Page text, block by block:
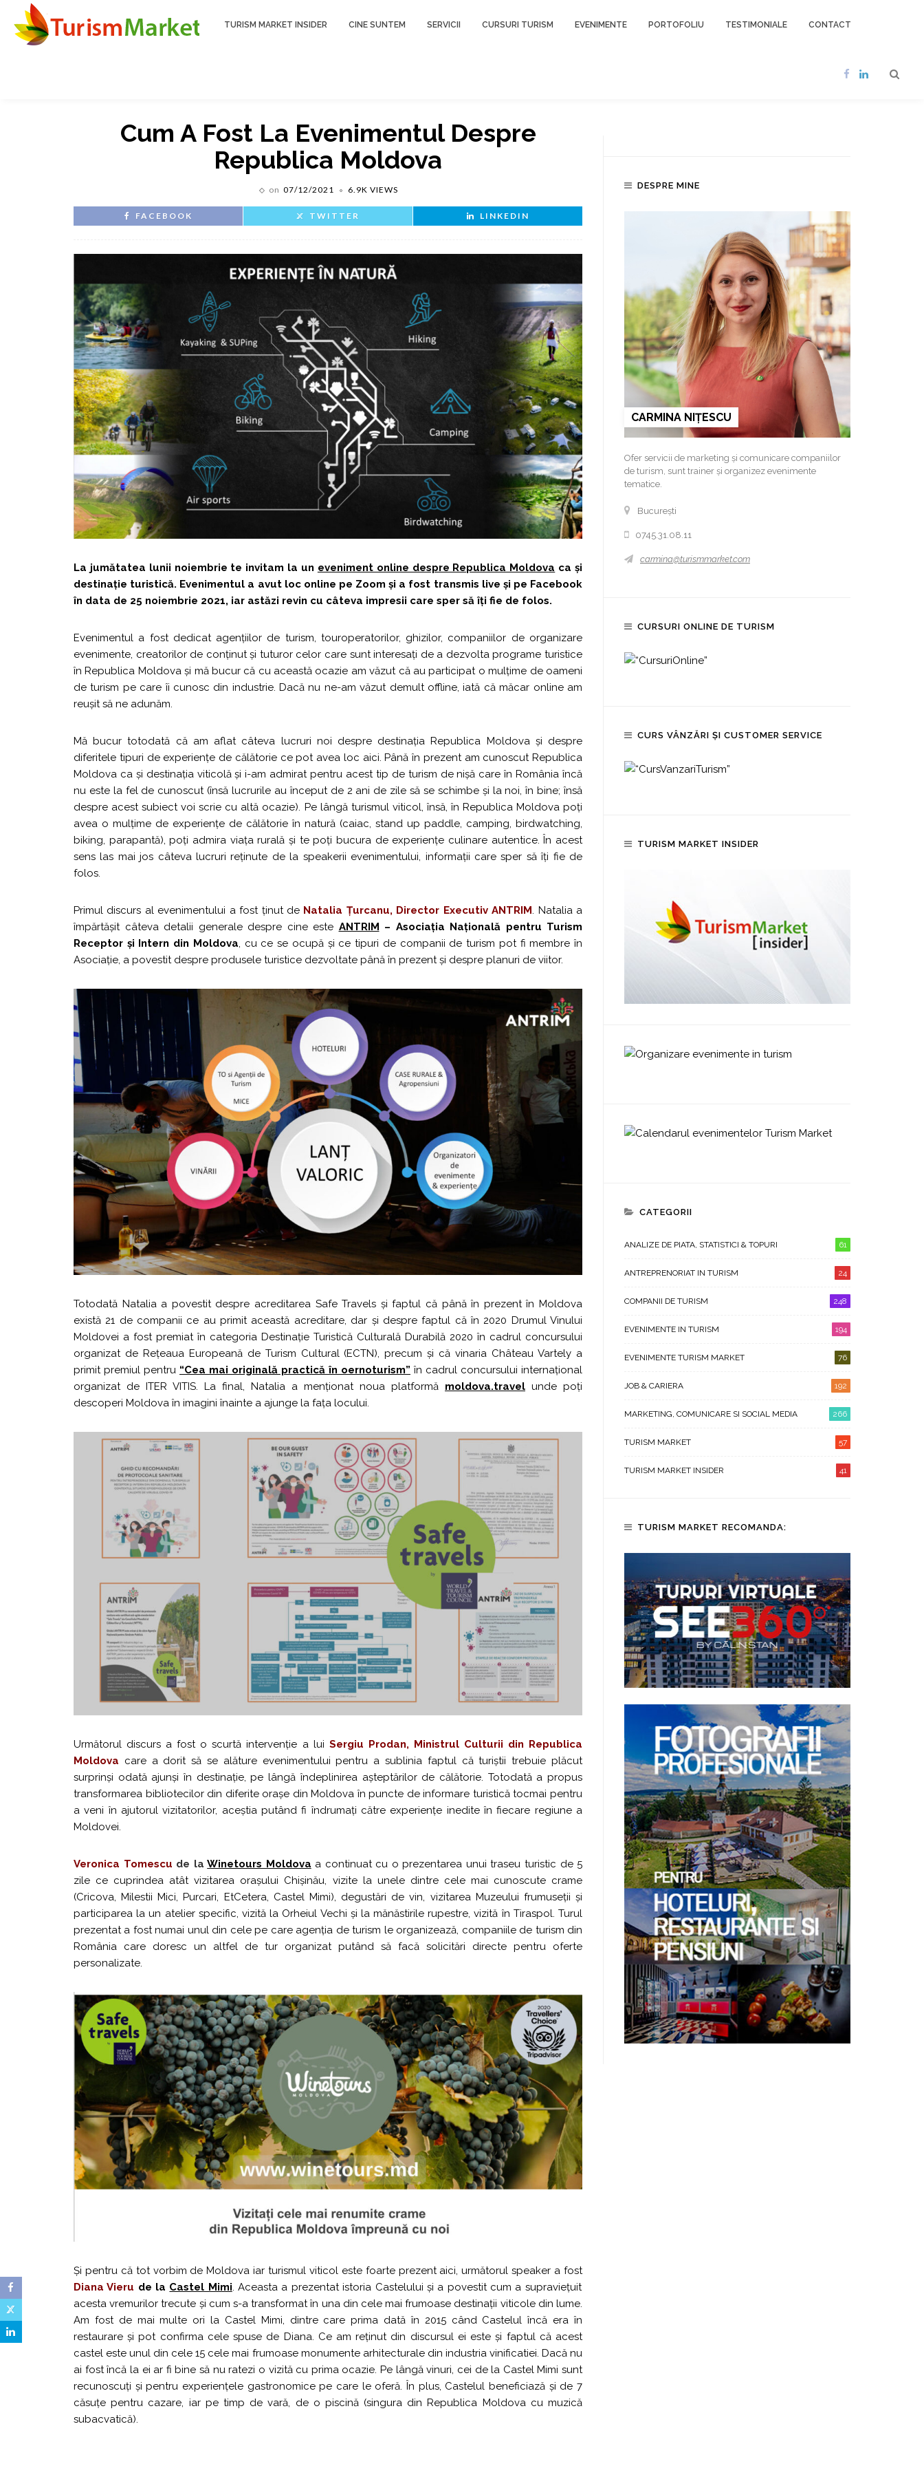
TURISM MARKET INSIDER CINE SUNTEM SERVICII CURSURI TURISM EVENIMENTE PORTOFOLIU TESTIMONIALE CONTACT
Cum A Fost La Evenimentul Despre
Republica Moldova
on 07/12/2021 6.9K VIEWS
FACEBOOK TWITTER LINKEDIN
La jumătatea lunii noiembrie te invitam la un eveniment online despre Republica Moldova ca și
destinație turistică. Evenimentul a avut loc online pe Zoom și a fost transmis live și pe Facebook
în data de 25 noiembrie 2021, iar astăzi revin cu câteva impresii care sper să îți fie de folos.
Evenimentul a fost dedicat agențiilor de turism, touroperatorilor, ghizilor, companiilor de organizare
evenimente, creatorilor de conținut și tuturor celor care sunt interesați de a dezvolta programe turistice
în Republica Moldova și mă bucur că cu această ocazie am văzut că au participat o mulțime de oameni
de turism pe care îi cunosc din industrie. Dacă nu ne-am văzut demult offline, iată că măcar online am
reușit să ne adunăm.
Mă bucur totodată că am aflat câteva lucruri noi despre destinația Republica Moldova și despre
diferitele tipuri de experiențe de călătorie ce pot avea loc aici. Până în prezent am cunoscut Republica
Moldova ca și destinația viticolă și i-am admirat pentru acest tip de turism de nișă care în România încă
nu este la fel de cunoscut (însă lucrurile au început de 2 ani de zile să se schimbe și la noi, în bine; însă
despre acest subiect voi scrie cu altă ocazie). Pe lângă turismul viticol, însă, în Republica Moldova poți
avea o mulțime de experiențe de călătorie în natură (caiac, stand up paddle, camping, birdwatching,
biking, parapantă), poți admira viața rurală și te poți bucura de experiențe culinare autentice. În acest
sens las mai jos câteva lucruri reținute de la speakerii evenimentului, informații care sper să îți fie de
folos.
Primul discurs al evenimentului a fost ținut de Natalia Țurcanu, Director Executiv ANTRIM. Natalia a
împărtășit câteva detalii generale despre cine este ANTRIM – Asociația Națională pentru Turism
Receptor și Intern din Moldova, cu ce se ocupă și ce tipuri de companii de turism pot fi membre în
Asociație, a povestit despre produsele turistice dezvoltate până în prezent și despre planuri de viitor.
Totodată Natalia a povestit despre acreditarea Safe Travels și faptul că până în prezent în Moldova
există 21 de companii ce au primit această acreditare, dar și despre faptul că în 2020 Drumul Vinului
Moldovei a fost premiat în categoria Destinație Turistică Culturală Durabilă 2020 în cadrul concursului
organizat de Rețeaua Europeană de Turism Cultural (ECTN), precum și că vinaria Château Vartely a
primit premiul pentru “Cea mai originală practică în oernoturism” în cadrul concursului internațional
organizat de ITER VITIS. La final, Natalia a menționat noua platformă moldova.travel unde poți
descoperi Moldova în imagini înainte a ajunge la fața locului.
Următorul discurs a fost o scurtă intervenție a lui Sergiu Prodan, Ministrul Culturii din Republica
Moldova care a dorit să se alăture evenimentului pentru a sublinia faptul că turiștii trebuie plăcut
surprinși odată ajunși în destinație, pe lângă îndeplinirea așteptărilor de călătorie. Totodată a propus
transformarea bibliotecilor din diferite orașe din Moldova în puncte de informare turistică tocmai pentru
a veni în ajutorul vizitatorilor, aceștia putând fi îndrumați către experiențe inedite în fiecare regiune a
Moldovei.
Veronica Tomescu de la Winetours Moldova a continuat cu o prezentarea unui traseu turistic de 5
zile ce cuprindea atât vizitarea orașului Chișinău, vizite la unele dintre cele mai cunoscute crame
(Cricova, Milestii Mici, Purcari, EtCetera, Castel Mimi), degustări de vin, vizitarea Muzeului frumuseții și
participarea la un atelier specific, vizită la Orheiul Vechi și la mănăstirile rupestre, vizită în Tiraspol. Turul
prezentat a fost numai unul din cele pe care agenția de turism le organizează, companiile de turism din
România care doresc un altfel de tur organizat putând să facă solicitări directe pentru oferte
personalizate.
Și pentru că tot vorbim de Moldova iar turismul viticol este foarte prezent aici, următorul speaker a fost
Diana Vieru de la Castel Mimi. Aceasta a prezentat istoria Castelului și a povestit cum a supraviețuit
acesta vremurilor trecute și cum s-a transformat în una din cele mai frumoase destinații viticole din lume.
Am fost de mai multe ori la Castel Mimi, dintre care prima dată în 2015 când Castelul încă era în
restaurare și pot confirma cele spuse de Diana. Ce am reținut din discursul ei este și faptul că acest
castel este unul din cele 15 cele mai frumoase monumente arhitecturale din industria vinificatiei. Dacă nu
ai fost încă la ei ar fi bine să nu ratezi o vizită cu prima ocazie. Pe lângă vinuri, cei de la Castel Mimi sunt
recunoscuți și pentru experiențele gastronomice pe care le oferă. În plus, Castelul beneficiază și de 7
căsuțe pentru cazare, iar pe timp de vară, de o piscină (singura din Republica Moldova cu muzică
subacvatică).
DESPRE MINE
CARMINA NIȚESCU
Ofer servicii de marketing și comunicare companiilor
de turism, sunt trainer și organizez evenimente
tematice.
București
0745.31.08.11
carmina@turismmarket.com
CURSURI ONLINE DE TURISM
CURS VÂNZĂRI ȘI CUSTOMER SERVICE
TURISM MARKET INSIDER
CATEGORII
ANALIZE DE PIATA, STATISTICI & TOPURI 61
ANTREPRENORIAT IN TURISM 24
COMPANII DE TURISM 248
EVENIMENTE IN TURISM 194
EVENIMENTE TURISM MARKET 76
JOB & CARIERA 192
MARKETING, COMUNICARE SI SOCIAL MEDIA 266
TURISM MARKET 57
TURISM MARKET INSIDER 41
TURISM MARKET RECOMANDA: